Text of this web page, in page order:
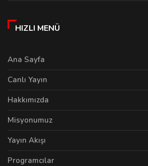
HIZLI MENÜ
Ana Sayfa
Canlı Yayın
Hakkımızda
Misyonumuz
Yayın Akışı
Programcılar